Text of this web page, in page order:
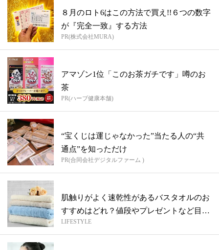
８月のロト6はこの方法で買え!!６つの数字
が『完全一致』する方法
PR(株式会社MURA)
アマゾン1位「このお茶ガチです」噂のお
茶
PR(ハーブ健康本舗)
“宝くじは運じゃなかった”当たる人の“共
通点”を知っただけ
PR(合同会社デジタルファーム )
肌触りがよく速乾性があるバスタオルのお
すすめはどれ？値段やプレゼントなど目的
別の...
LIFESTYLE